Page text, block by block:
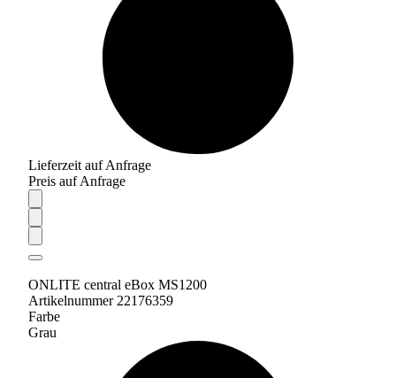
Lieferzeit auf Anfrage
Preis auf Anfrage
ONLITE central eBox MS1200
Artikelnummer 22176359
Farbe
Grau